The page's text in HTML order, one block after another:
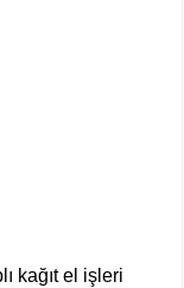
kağıt el işleri